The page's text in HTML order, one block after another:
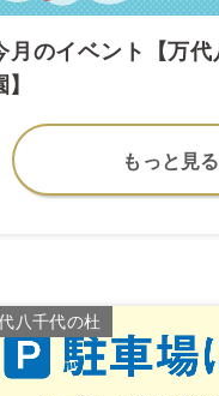
月のイベント【万
】
もっと見る
八千代の杜